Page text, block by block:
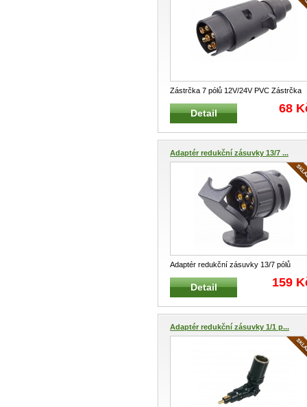
Zástrčka 7 pólů 12V/24V PVC Zástrčka
pro tažná zařízení automobilů, z
...
Detail 68
Adaptér redukční zásuvky 13/7 ...
Adaptér redukční zásuvky 13/7 pólů
12/24V PVC Adaptér redukční pro zá
...
Detail 159
Adaptér redukční zásuvky 1/1 p...